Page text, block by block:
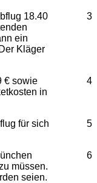
3
18.40
ein
Kläger
4
€ sowie
in
5
für sich
6
müssen.
seien.